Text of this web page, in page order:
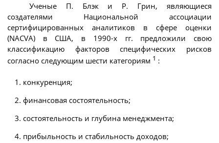
Ученые П. Блэк и Р. Грин, являющиеся
создателями Национальной ассоциации
сертифицированных аналитиков в сфере оценки
(NACVA) в США, в 1990-х гг. предложили свою
классификацию факторов специфических рисков
согласно следующим шести категориям 1 :
1. конкуренция;
2. финансовая состоятельность;
3. состоятельность и глубина менеджмента;
4. прибыльность и стабильность доходов;